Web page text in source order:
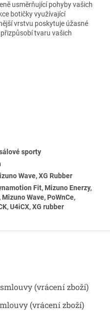
usměrňující pohyby vašich
botičky využívající
vrstvu poskytuje úžasné
tvaru vašich
sporty
Wave, XG Rubber
Fit, Mizuno Enerzy,
Wave, PoWnCe,
U4iCX, XG rubber
(vrácení zboží)
(vrácení zboží)